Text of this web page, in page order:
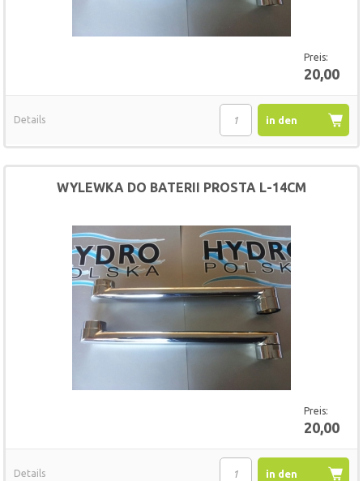
Preis:
20,00
in den
Details
Preis:
20,00
WYLEWKA DO BATERII PROSTA L-14CM
in den
Details